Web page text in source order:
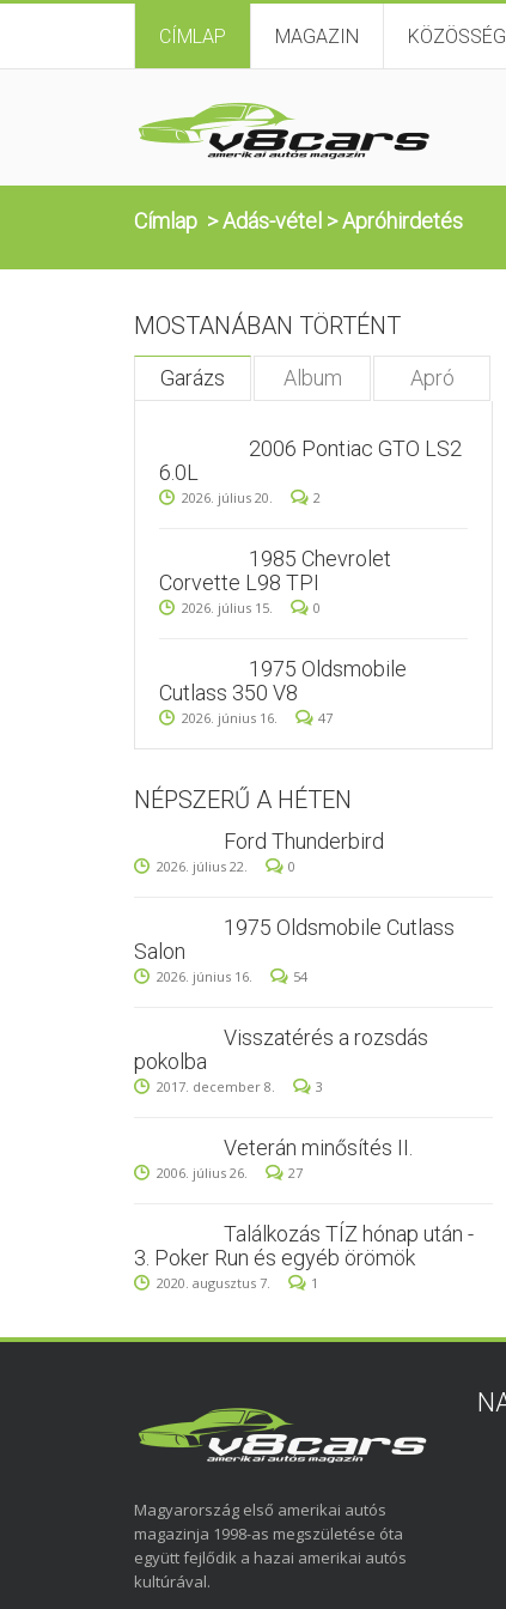
CÍMLAP MAGAZIN KÖZÖSSÉG
Címlap >Adás-vétel >Apróhirdetés
MOSTANÁBAN TÖRTÉNT
Garázs Album Apró
2006 Pontiac GTO LS2
6.0L
2026. július 20. 2
1985 Chevrolet
Corvette L98 TPI
2026. július 15. 0
1975 Oldsmobile
Cutlass 350 V8
2026. június 16. 47
NÉPSZERŰ A HÉTEN
Ford Thunderbird
2026. július 22. 0
1975 Oldsmobile Cutlass
Salon
2026. június 16. 54
Visszatérés a rozsdás
pokolba
2017. december 8. 3
Veterán minősítés II.
2006. július 26. 27
Találkozás TÍZ hónap után -
3. Poker Run és egyéb örömök
2020. augusztus 7. 1
Magyarország első amerikai autós
magazinja 1998-as megszületése óta
együtt fejlődik a hazai amerikai autós
kultúrával.